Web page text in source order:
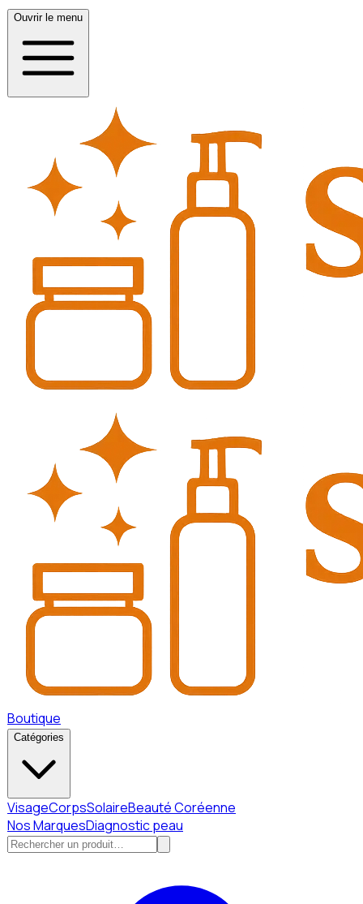
Ouvrir le menu
Boutique
Catégories
VisageCorpsSolaireBeauté Coréenne
Nos MarquesDiagnostic peau